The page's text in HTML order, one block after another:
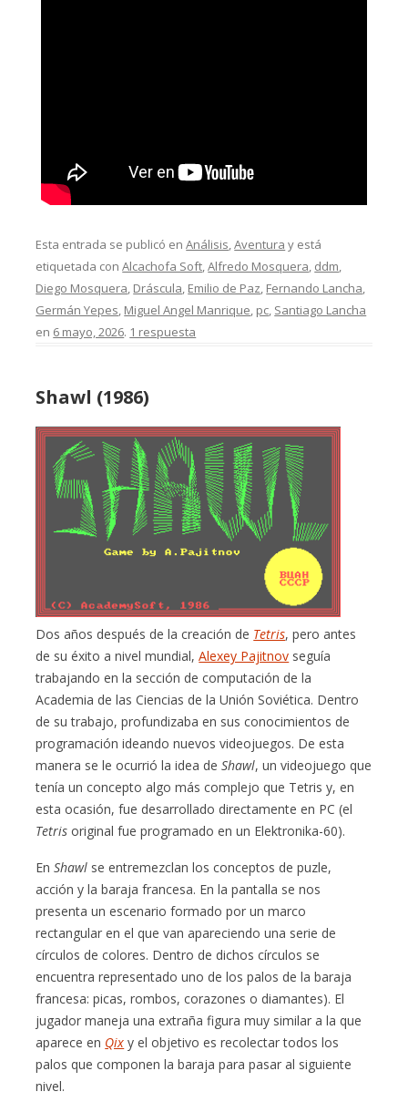
Esta entrada se publicó enAnálisis,Aventura y está
etiquetada conAlcachofa Soft,Alfredo Mosquera, ddm,
Diego Mosquera, Dráscula, Emilio de Paz, Fernando Lancha,
Germán Yepes, Miguel Angel Manrique, pc, Santiago Lancha
en 6 mayo, 2026. 1 respuesta
Shawl (1986)
Dos años después de la creación de Tetris, pero antes
de su éxito a nivel mundial,Alexey Pajitnov seguía
trabajando en la sección de computación de la
Academia de las Ciencias de la Unión Soviética. Dentro
de su trabajo, profundizaba en sus conocimientos de
programación ideando nuevos videojuegos. De esta
manera se le ocurrió la idea deShawl, un videojuego que
tenía un concepto algo más complejo que Tetris y, en
esta ocasión, fue desarrollado directamente en PC (el
Tetris original fue programado en un Elektronika-60).
EnShawl se entremezclan los conceptos de puzle,
acción y la baraja francesa. En la pantalla se nos
presenta un escenario formado por un marco
rectangular en el que van apareciendo una serie de
círculos de colores. Dentro de dichos círculos se
encuentra representado uno de los palos de la baraja
francesa: picas, rombos, corazones o diamantes). El
jugador maneja una extraña figura muy similar a la que
aparece en Qix y el objetivo es recolectar todos los
palos que componen la baraja para pasar al siguiente
nivel.